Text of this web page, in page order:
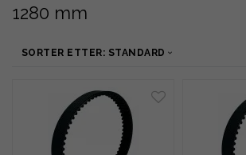
1280 mm
SORTER ETTER: STANDARD